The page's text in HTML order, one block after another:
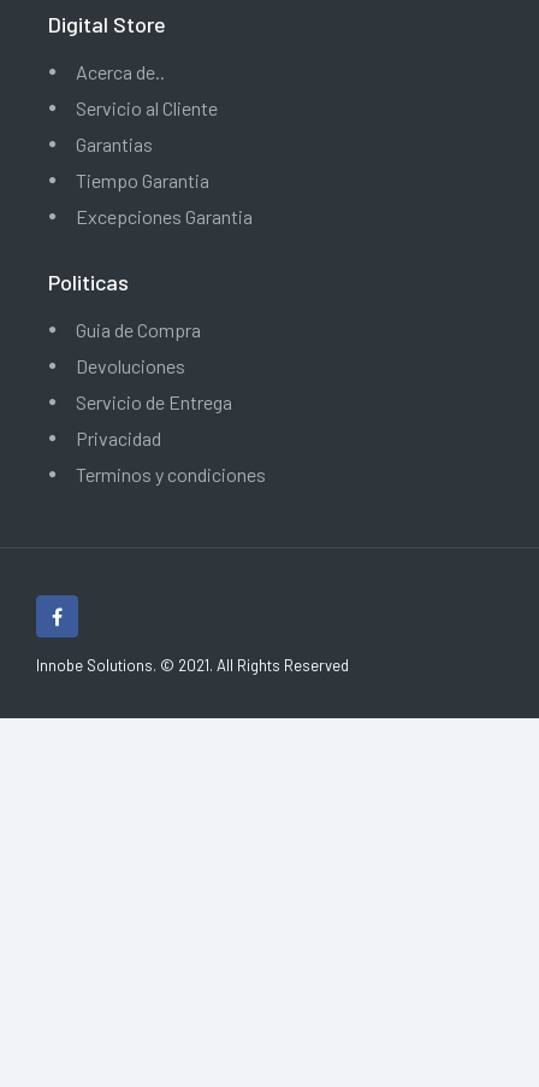
Digital Store
Acerca de..
Servicio al Cliente
Garantias
Tiempo Garantia
Excepciones Garantia
Politicas
Guia de Compra
Devoluciones
Servicio de Entrega
Privacidad
Terminos y condiciones
Innobe Solutions. © 2021. All Rights Reserved